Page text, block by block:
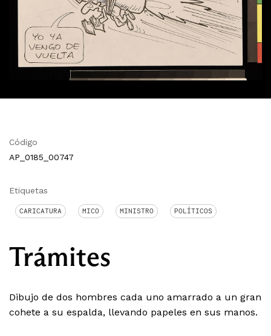
Código
AP_0185_00747
Etiquetas
CARICATURA MICO MINISTRO POLÍTICOS
Trámites
Dibujo de dos hombres cada uno amarrado a un gran
cohete a su espalda, llevando papeles en sus manos.